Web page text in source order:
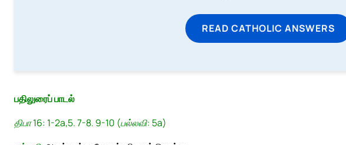
READ CATHOLIC ANSWERS
பதிலுரைப் பாடல்
திபா 16: 1-2a,5. 7-8. 9-10 (பல்லவி: 5a)